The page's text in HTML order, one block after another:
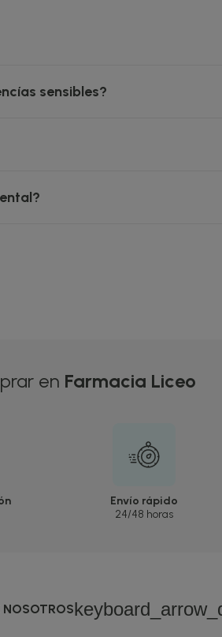
sensibles?
en Farmacia Liceo
Envío rápido
24/48 horas
NOSOTROS